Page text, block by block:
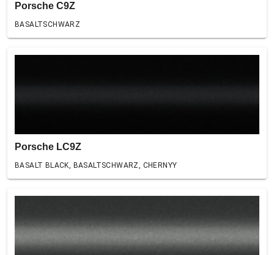
Porsche C9Z
BASALTSCHWARZ
Porsche LC9Z
BASALT BLACK, BASALTSCHWARZ, CHERNYY